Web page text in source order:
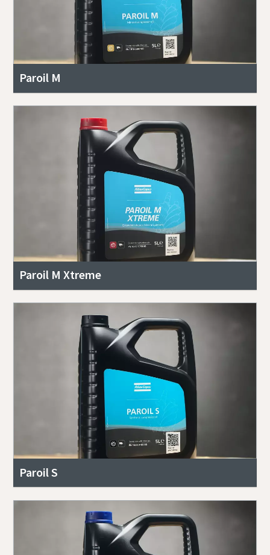
Paroil M
Paroil M Xtreme
Paroil S